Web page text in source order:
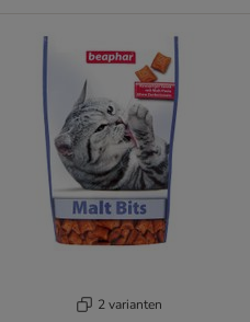
2 varianten